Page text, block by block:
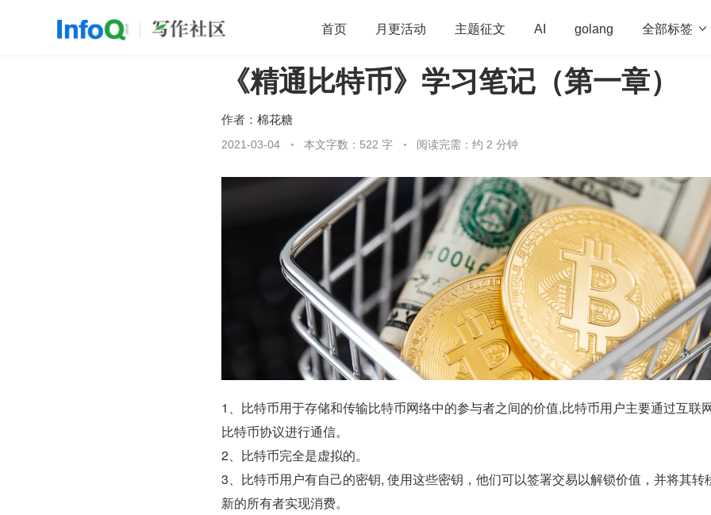
首页 月更活动 主题征文 AI golang 全部标签 
开源 架构 OpenHarmony 算法 学习方法 Web3.0
团队管理
《精通比特币》学习笔记（第一章）
作者： 棉花糖
2021-03-04 本文字数：522 字 阅读完需：约 2 分钟
1、比特币用于存储和传输比特币网络中的参与者之间的价值,比特币用户主要通过互联
比特币协议进行通信。
2、比特币完全是虚拟的。
3、比特币用户有自己的密钥, 使用这些密钥，他们可以签署交易以解锁价值，并将其转
新的所有者实现消费。